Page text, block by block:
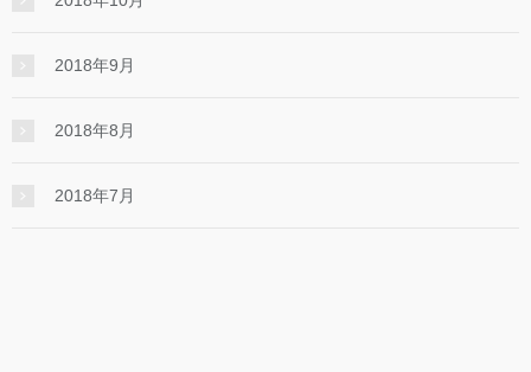
2018年9月
2018年8月
2018年7月